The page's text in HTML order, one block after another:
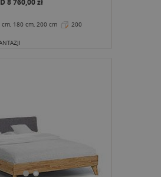
8 760,00 zł
cm, 180 cm, 200 cm
200